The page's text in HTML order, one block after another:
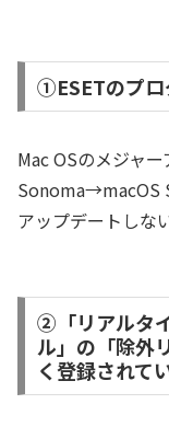
①ESETのプロ
Mac OSのメジャ
Sonoma→macOS
アップデートしな
②「リアルタ
ル」の「除外
く登録されて